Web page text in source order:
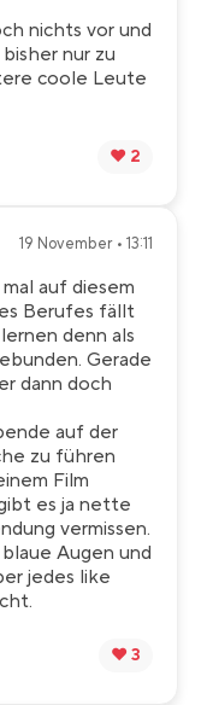
nichts vor und
nur zu
coole Leute
❤️ 2
19 November • 13:11
auf diesem
Berufes fällt
denn als
Gerade
dann doch
auf der
zu führen
Film
es ja nette
vermissen.
Augen und
jedes like
❤️ 3